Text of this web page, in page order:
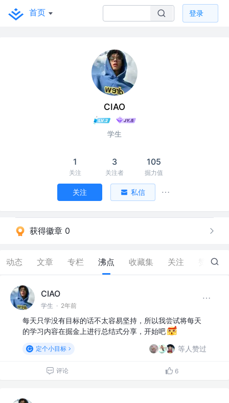
首页 登录
CIAO
学生
1
关注
3
关注者
105
掘力值
关注 私信
获得徽章 0
动态 文章 专栏 沸点 收藏集 关注 49
CIAO
学生 · 2年前
每天只学没有目标的话不太容易坚持，所以我尝试将每天
的学习内容在掘金上进行总结式分享，开始吧
定个小目标 等人赞过
评论 6